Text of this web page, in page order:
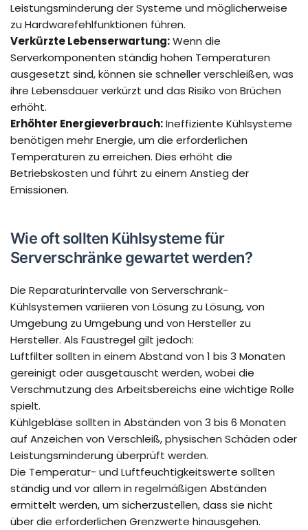
Leistungsminderung der Systeme und möglicherweise
zu Hardwarefehlfunktionen führen.
Verkürzte Lebenserwartung:Wenn die
Serverkomponenten ständig hohen Temperaturen
ausgesetzt sind, können sie schneller verschleißen, was
ihre Lebensdauer verkürzt und das Risiko von Brüchen
erhöht.
Erhöhter Energieverbrauch:Ineffiziente Kühlsysteme
benötigen mehr Energie, um die erforderlichen
Temperaturen zu erreichen. Dies erhöht die
Betriebskosten und führt zu einem Anstieg der
Emissionen.
Wie oft sollten Kühlsysteme für
Serverschränke gewartet werden?
Die Reparaturintervalle von Serverschrank-
Kühlsystemen variieren von Lösung zu Lösung, von
Umgebung zu Umgebung und von Hersteller zu
Hersteller. Als Faustregel gilt jedoch:
Luftfilter sollten in einem Abstand von 1 bis 3 Monaten
gereinigt oder ausgetauscht werden, wobei die
Verschmutzung des Arbeitsbereichs eine wichtige Rolle
spielt.
Kühlgebläse sollten in Abständen von 3 bis 6 Monaten
auf Anzeichen von Verschleiß, physischen Schäden oder
Leistungsminderung überprüft werden.
Die Temperatur- und Luftfeuchtigkeitswerte sollten
ständig und vor allem in regelmäßigen Abständen
ermittelt werden, um sicherzustellen, dass sie nicht
über die erforderlichen Grenzwerte hinausgehen.